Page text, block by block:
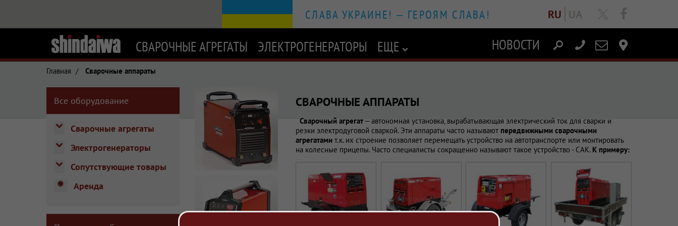
СЛАВА УКРАИНЕ! – ГЕРОЯМ СЛАВА! RU UA facebook
СВАРОЧНЫЕ АГРЕГАТЫ ЭЛЕКТРОГЕНЕРАТОРЫ EЩЕ НОВОСТИ
Написать
письмо
Контакты
Главная / Сварочные аппараты
Все оборудование
Сварочные агрегаты
Электрогенераторы
Сопутствующие товары
Аренда
Справочник сварочных определений и терминов - Shindaiwa
Shindaiwa в Украине
Типы сварочных аппаратов. Достоинства и недостатки разных типов сварочных аппаратов.
СВАРОЧНЫЕ АППАРАТЫ
Сварочный агрегат– автономная установка, вырабатывающая электрический ток для сварки и
резки электродуговой сваркой. Эти аппараты часто называют передвижными сварочными
агрегатами т.к. их строение позволяет перемещать устройство на автотранспорте или монтировать
на колесные прицепы. Часто специалисты сокращенно называют такое устройство - САК. К примеру: